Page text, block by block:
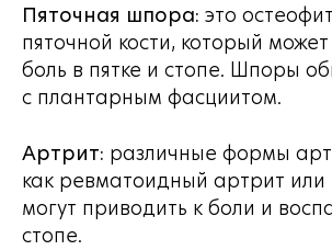
Пяточная шпора: это
пяточной кости, который
боль в пятке и стопе. Шпоры
с плантарным фасциитом.
Артрит: различные формы
как ревматоидный артрит или
могут приводить к боли и
стопе.